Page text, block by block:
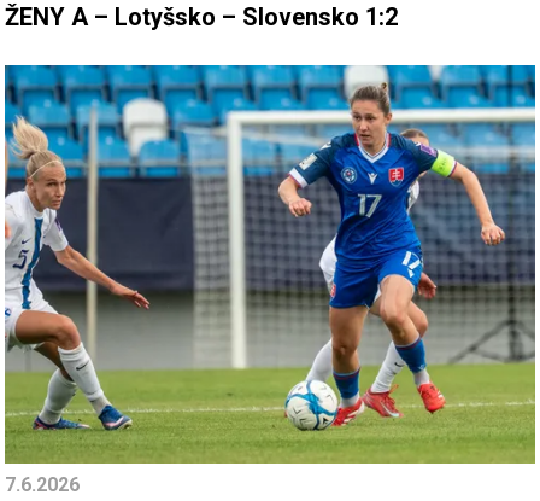
ŽENY A – Lotyšsko – Slovensko 1:2
7.6.2026